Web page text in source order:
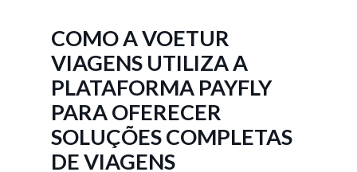
COMO A VOETUR
VIAGENS UTILIZA A
PLATAFORMA PAYFLY
PARA OFERECER
SOLUÇÕES COMPLETAS
DE VIAGENS